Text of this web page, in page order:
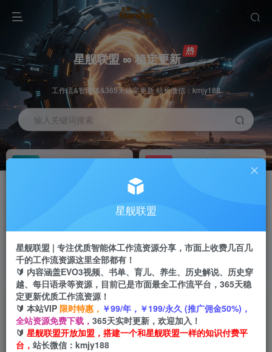
星舰联盟 ∞ 稳定更新
工作流&智能体&365天稳定更新 站长微信：kmjy188
输入关键词搜索
加入会员 工作流主页
每周免费工作流体验
站长招募
推荐
项目周期预估10年
星舰联盟
星舰联盟 | 专注优质智能体工作流资源分享，市面上收费几百几
千的工作流资源这里全部都有！
🔰 内容涵盖EVO3视频、书单、育儿、养生、历史解说、历史穿
越、每日语录等资源，目前已是市面最全工作流平台，365天稳
定更新优质工作流资源！
🔰 本站VIP 限时特惠， ￥99/年，￥199/永久 (推广佣金50%)，
全站资源免费下载， 365天实时更新，欢迎加入！
🔰 星舰联盟开放加盟，搭建一个和星舰联盟一样的知识付费平
台， 站长微信：kmjy188